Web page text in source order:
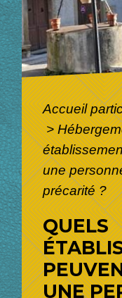
Accueil
>
une
précarité ?
QUELS
UNE